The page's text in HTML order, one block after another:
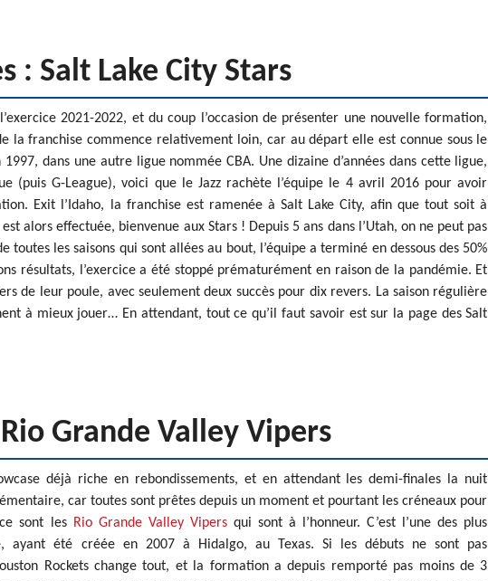
: Salt Lake City Stars
2021-2022, et du coup l’occasion de présenter une nouvelle formation,
la franchise commence relativement loin, car au départ elle est connue sous le
dans une autre ligue nommée CBA. Une dizaine d’années dans cette ligue,
(puis G-League), voici que le Jazz rachète l’équipe le 4 avril 2016 pour avoir
Exit l’Idaho, la franchise est ramenée à Salt Lake City, afin que tout soit à
alors effectuée, bienvenue aux Stars ! Depuis 5 ans dans l’Utah, on ne peut pas
les saisons qui sont allées au bout, l’équipe a terminé en dessous des 50%
résultats, l’exercice a été stoppé prématurément en raison de la pandémie. Et
de leur poule, avec seulement deux succès pour dix revers. La saison régulière
à mieux jouer… En attendant, tout ce qu’il faut savoir est sur la page des Salt
Grande Valley Vipers
déjà riche en rebondissements, et en attendant les demi-finales la nuit
car toutes sont prêtes depuis un moment et pourtant les créneaux pour
sont les Rio Grande Valley Vipersqui sont à l’honneur. C’est l’une des plus
ayant été créée en 2007 à Hidalgo, au Texas. Si les débuts ne sont pas
Rockets change tout, et la formation a depuis remporté pas moins de 3